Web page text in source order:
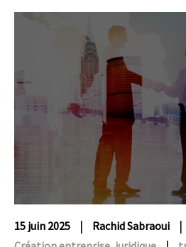
15 juin 2025 | Rachid Sabraoui |